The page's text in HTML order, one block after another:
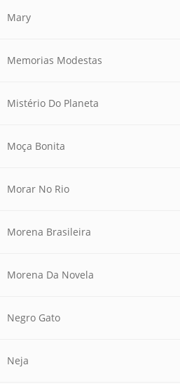
Mary
Memorias Modestas
Mistério Do Planeta
Moça Bonita
Morar No Rio
Morena Brasileira
Morena Da Novela
Negro Gato
Neja